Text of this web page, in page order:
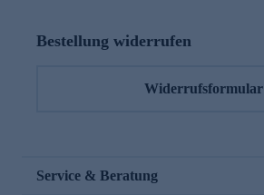
Bestellung widerrufen
Widerrufsformular
Service & Beratung